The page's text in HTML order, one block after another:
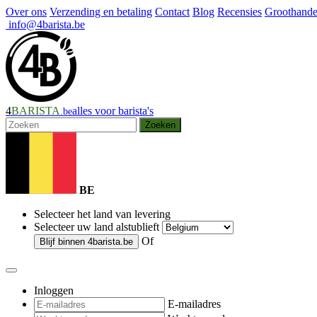
Over ons Verzending en betaling Contact Blog Recensies
info@4barista.be
4BARISTA .bealles voor barista's
Zoeken
BE
Selecteer het land van levering
Selecteer uw land alstublieft
Blijf binnen 4barista.be Of
Inloggen
E-mailadres